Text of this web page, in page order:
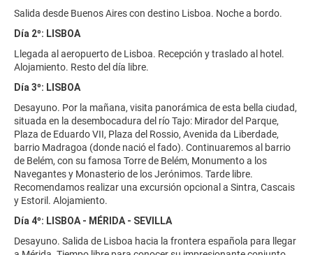
Salida desde Buenos Aires con destino Lisboa. Noche a bordo.
Día 2º: LISBOA
Llegada al aeropuerto de Lisboa. Recepción y traslado al hotel.
Alojamiento. Resto del día libre.
Día 3º: LISBOA
Desayuno. Por la mañana, visita panorámica de esta bella ciudad,
situada en la desembocadura del río Tajo: Mirador del Parque,
Plaza de Eduardo VII, Plaza del Rossio, Avenida da Liberdade,
barrio Madragoa (donde nació el fado). Continuaremos al barrio
de Belém, con su famosa Torre de Belém, Monumento a los
Navegantes y Monasterio de los Jerónimos. Tarde libre.
Recomendamos realizar una excursión opcional a Sintra, Cascais
y Estoril. Alojamiento.
Día 4º: LISBOA - MÉRIDA - SEVILLA
Desayuno. Salida de Lisboa hacia la frontera española para llegar